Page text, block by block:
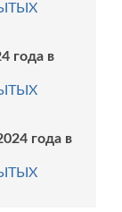
года в
года в